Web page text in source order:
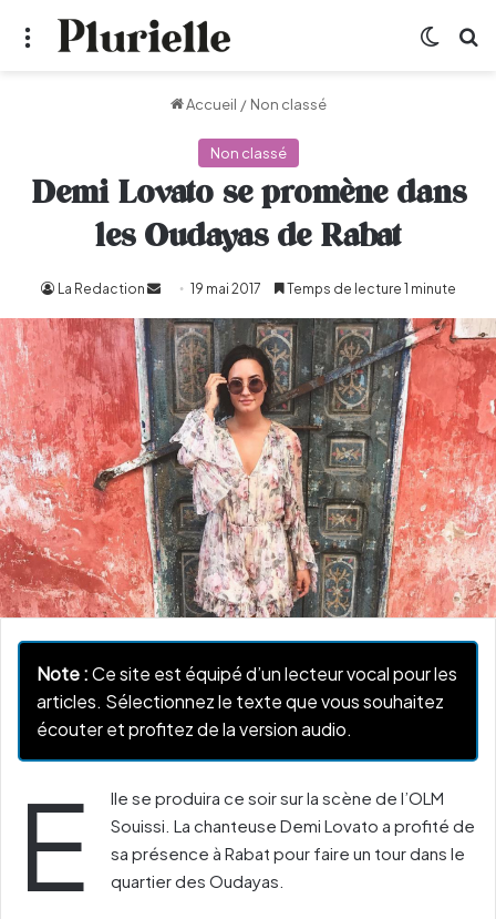
Menu
Accueil / Non classé
Non classé
Demi Lovato se promène dans
les Oudayas de Rabat
La Redaction
Envoyer
un
courriel
19 mai 2017 Temps de lecture 1 minute
Note :Ce site est équipé d’un lecteur vocal pour les
articles. Sélectionnez le texte que vous souhaitez
écouter et profitez de la version audio.
E
lle se produira ce soir sur la scène de l’OLM
Souissi. La chanteuse Demi Lovato a profité de
sa présence à Rabat pour faire un tour dans le
quartier des Oudayas.